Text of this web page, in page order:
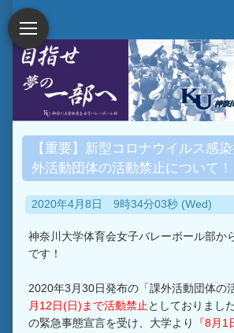
【重要】新型コロナウイルス感
外活動団体の活動禁止について！
2020年4月8日 9時34分03秒 (Wed)
神奈川大学体育会女子バレーボール部か
です！
2020年3月30日発布の「課外活動団体の
月12日(日)まで活動禁止 としておりまし
の緊急事態宣言を受け、大学より
『8月